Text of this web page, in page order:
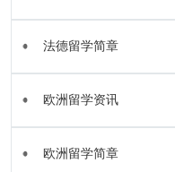
法德留学简章
欧洲留学资讯
欧洲留学简章